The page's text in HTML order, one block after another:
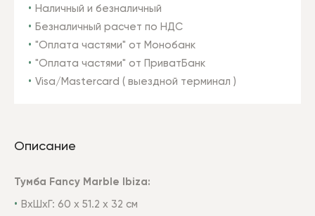
Наличный и безналичный
Безналичный расчет по НДС
"Оплата частями" от Монобанк
"Оплата частями" от ПриватБанк
Visa/Mastercard ( выездной терминал )
Описание
Тумба Fancy Marble Ibiza:
ВхШхГ: 60 х 51.2 х 32 см